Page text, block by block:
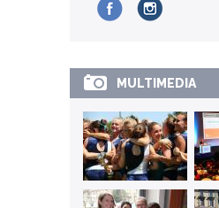
MULTIMEDIA